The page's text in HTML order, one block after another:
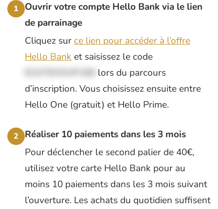
1
Ouvrir votre compte Hello Bank via le lien
de parrainage
Cliquez surce lien pour accéder à l’offre
Hello Bank et saisissez le code
lors du parcours
d’inscription. Vous choisissez ensuite entre
Hello One (gratuit) et Hello Prime.
2
Réaliser 10 paiements dans les 3 mois
Pour déclencher le second palier de 40€,
utilisez votre carte Hello Bank pour au
moins 10 paiements dans les 3 mois suivant
l’ouverture. Les achats du quotidien suffisent